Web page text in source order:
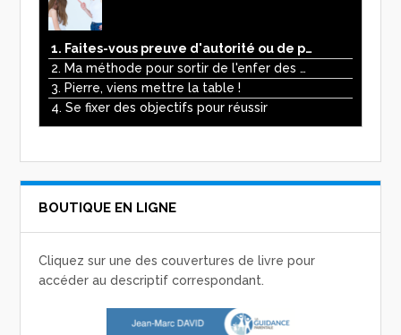
1. Faites-vous preuve d'autorité ou de pouvoir avec vos enfants ?
2. Ma méthode pour sortir de l'enfer des écrans
3. Pierre, viens mettre la table !
4. Se fixer des objectifs pour réussir
BOUTIQUE EN LIGNE
Cliquez sur une des couvertures de livre pour
accéder au descriptif correspondant.